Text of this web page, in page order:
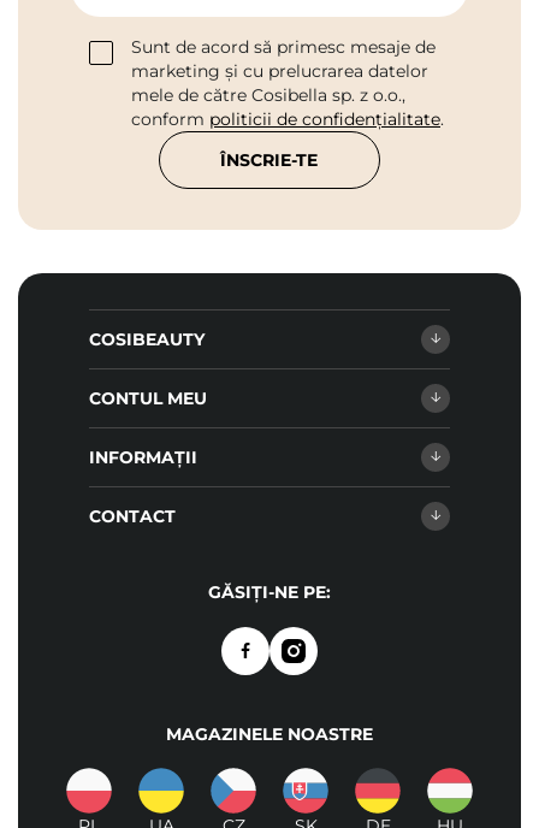
Sunt de acord să primesc mesaje de
marketing și cu prelucrarea datelor
mele de către Cosibella sp. z o.o.,
conform politicii de confidențialitate.
ÎNSCRIE-TE
COSIBEAUTY
CONTUL MEU
INFORMAȚII
CONTACT
GĂSIȚI-NE PE:
MAGAZINELE NOASTRE